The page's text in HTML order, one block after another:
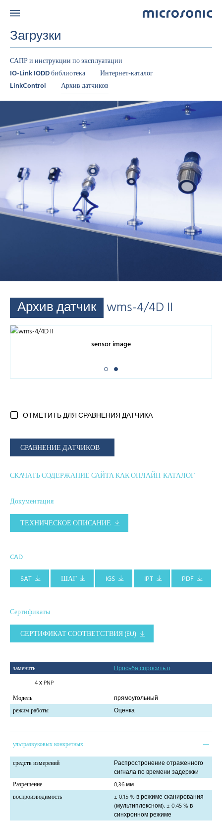
Загрузки
САПР и инструкции по эксплуатации
IO-Link IODD библиотека
Интернет-каталог
LinkControl
Архив датчиков
Архив датчик wms-4/4D II
sensor image
ОТМЕТИТЬ ДЛЯ СРАВНЕНИЯ ДАТЧИКА
СРАВНЕНИЕ ДАТЧИКОВ
СКАЧАТЬ СОДЕРЖАНИЕ САЙТА КАК ОНЛАЙН-КАТАЛОГ
Документация
ТЕХНИЧЕСКОЕ ОПИСАНИЕ
CAD
SAT
ШАГ IGS IPT PDF
Сертификаты
СЕРТИФИКАТ СООТВЕТСТВИЯ (EU)
заменить
Просьба спросить о
4 х PNP
Модель
прямоугольный
режим работы
Оценка
ультразвуковых конкретных
средств измерений
Распростронение отраженного
сигнала по времени задержки
Разрешение
0,36 мм
воспроизводимость
± 0.15 % в режиме сканирования
(мультиплексном), ± 0.45 % в
синхронном режиме